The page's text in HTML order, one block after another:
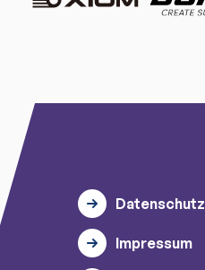
Datenschutz
Impressum